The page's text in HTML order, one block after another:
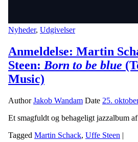
Nyheder, Udgivelser
Anmeldelse: Martin
Steen: Born to be blue
Music)
AuthorJakob Wandam Date 25.
Et smagfuldt og behageligt jazzalbum
Tagged Martin Schack, Uffe Steen |